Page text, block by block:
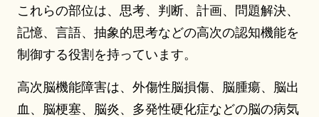
これらの部位は、思考、判断、計画、問題解決、
記憶、言語、抽象的思考などの高次の認知機能を
制御する役割を持っています。
高次脳機能障害は、外傷性脳損傷、脳腫瘍、脳出
血、脳梗塞、脳炎、多発性硬化症などの脳の病気